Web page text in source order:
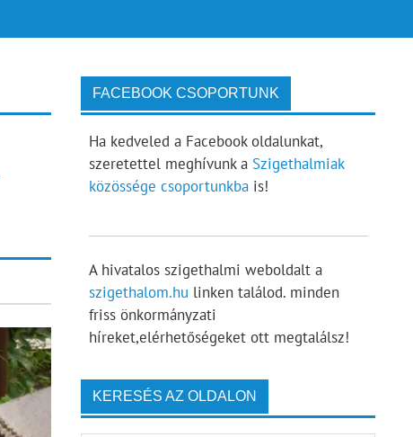
FACEBOOK CSOPORTUNK
Ha kedveled a Facebook oldalunkat,
szeretettel meghívunk a Szigethalmiak
közössége csoportunkbais!
A hivatalos szigethalmi weboldalt a
szigethalom.hu linken találod. minden
friss önkormányzati
híreket,elérhetőségeket ott megtalálsz!
KERESÉS AZ OLDALON